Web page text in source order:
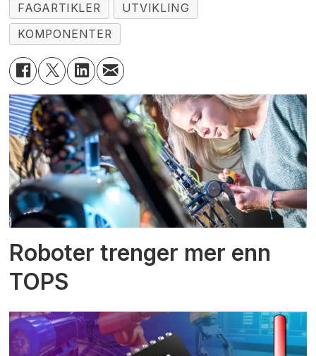
FAGARTIKLER
UTVIKLING
KOMPONENTER
Roboter trenger mer enn
TOPS